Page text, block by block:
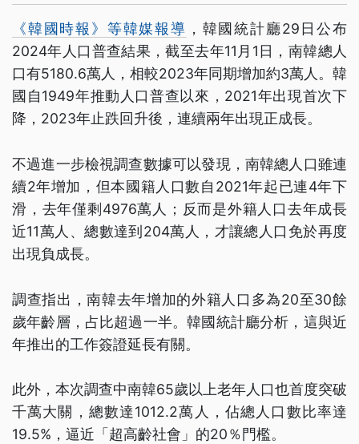
《韓國時報》等韓媒報導 ，韓國統計廳29日公布
2024年人口普查結果，截至去年11月1日，南韓總人
口有5180.6萬人，相較2023年同期增加約3萬人。韓
國自1949年推動人口普查以來，2021年出現首次下
降，2023年止跌回升後，連續兩年出現正成長。
不過進一步檢視調查數據可以發現，南韓總人口雖連
續2年增加，但本國籍人口數自2021年起已連4年下
滑，去年僅剩4976萬人；反而是外籍人口去年成長
近11萬人、總數達到204萬人，才讓總人口免於再度
出現負成長。
調查指出，南韓去年增加的外籍人口多為20至30餘
歲年齡層，占比超過一半。韓國統計廳分析，這與近
年推出的工作簽證延長有關。
此外，本次調查中南韓65歲以上老年人口也首度突破
千萬大關，總數達1012.2萬人，佔總人口數比率達
19.5%，逼近「超高齡社會」的20％門檻。